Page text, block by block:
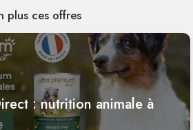
plus ces offres
: nutrition animale à